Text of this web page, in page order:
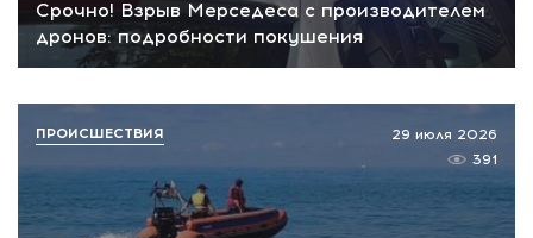
Срочно! Взрыв Мерседеса с производителем
дронов: подробности покушения
29 июля 2026
391
ПРОИСШЕСТВИЯ